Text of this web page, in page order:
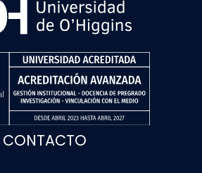
CONTACTO